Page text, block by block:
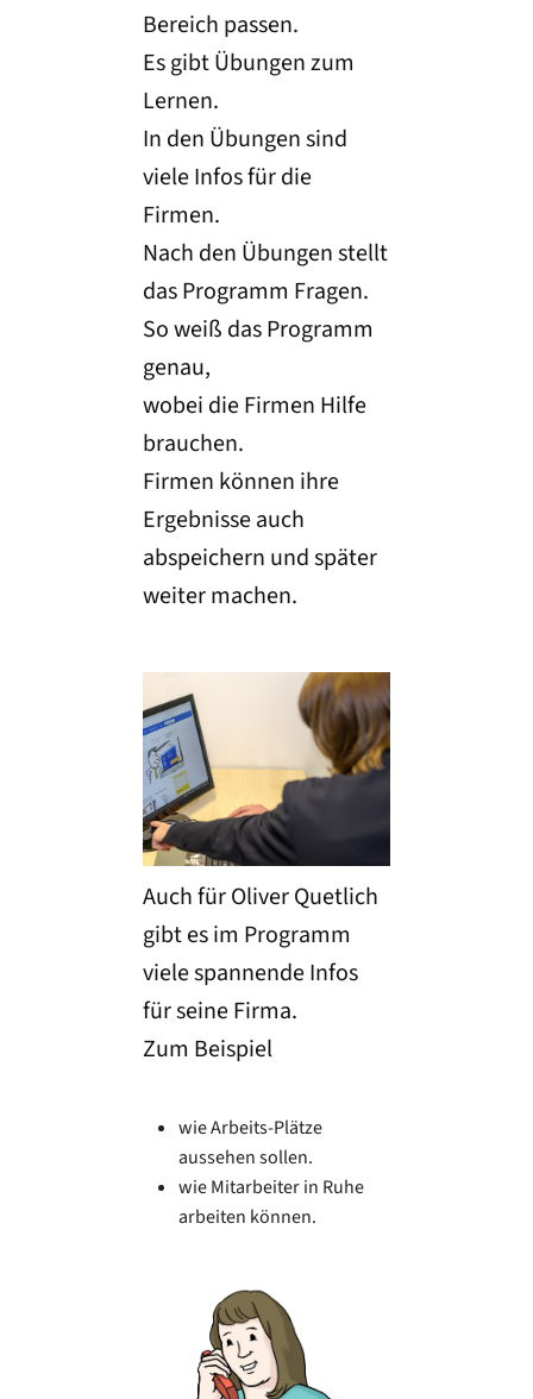
Bereich passen.
Es gibt Übungen zum
Lernen.
In den Übungen sind
viele Infos für die
Firmen.
Nach den Übungen stellt
das Programm Fragen.
So weiß das Programm
genau,
wobei die Firmen Hilfe
brauchen.
Firmen können ihre
Ergebnisse auch
abspeichern und später
weiter machen.
Auch für Oliver Quetlich
gibt es im Programm
viele spannende Infos
für seine Firma.
Zum Beispiel
wie Arbeits-Plätze
aussehen sollen.
wie Mitarbeiter in Ruhe
arbeiten können.